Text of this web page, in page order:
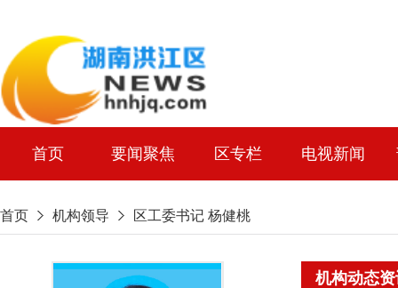
首页 要闻聚焦 区专栏 电视新闻
首页 机构领导 区工委书记 杨健桃
机构动态